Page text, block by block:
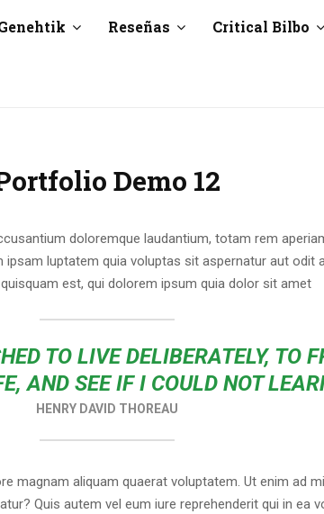
Reseñas Critical Bilbo
Demo 12
doloremque laudantium, totam rem
luptatem quia voluptas sit aspernatur aut odit
est, qui dolorem ipsum quia dolor sit amet
TO LIVE DELIBERATELY, TO
AND SEE IF I COULD NOT
HENRY DAVID THOREAU
magnam aliquam quaerat voluptatem. Ut enim ad
Quis autem vel eum iure reprehenderit qui in ea